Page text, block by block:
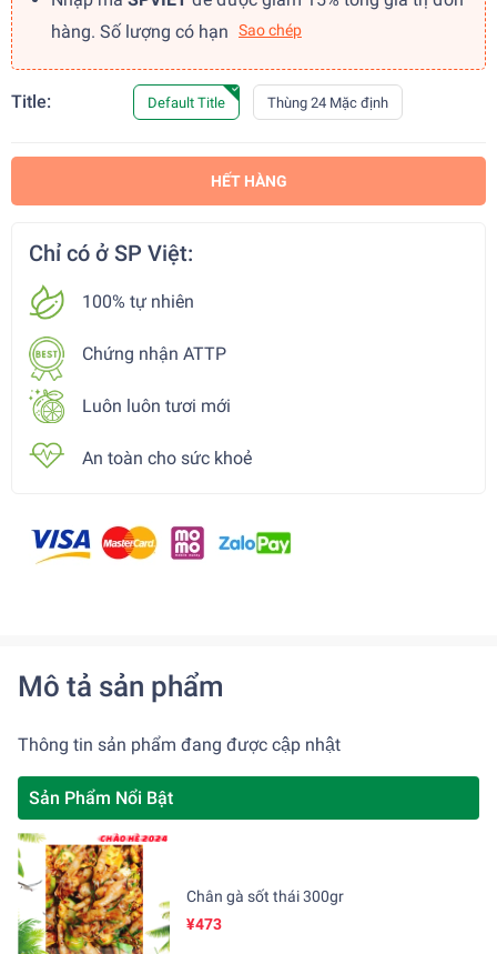
hàng. Số lượng có hạn
Sao chép
Title: Default Title Thùng 24 Mặc định
HẾT HÀNG
Chỉ có ở SP Việt:
100% tự nhiên
Chứng nhận ATTP
Luôn luôn tươi mới
An toàn cho sức khoẻ
Mô tả sản phẩm
Thông tin sản phẩm đang được cập nhật
Sản Phẩm Nổi Bật
Chân gà sốt thái 300gr
¥473